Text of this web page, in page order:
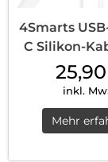
4Smarts
C Silikon-
Flex 60W
25,90
inkl.
Mehr